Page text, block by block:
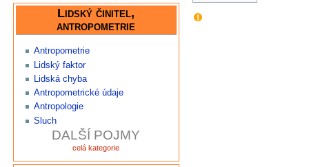
Lidský činitel,
antropometrie
Antropometrie
Lidský faktor
Lidská chyba
Antropometrické údaje
Antropologie
Sluch
DALŠÍ POJMY
celá kategorie